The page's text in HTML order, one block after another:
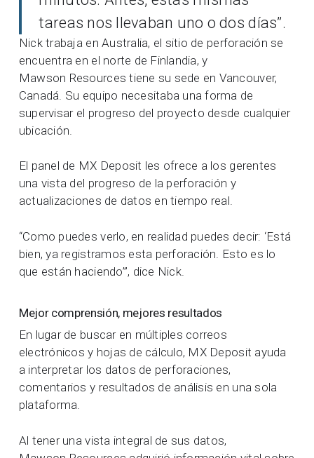
tareas nos llevaban uno o dos días”.
Nick trabaja en Australia, el sitio de perforación se
encuentra en el norte de Finlandia, y
Mawson Resources tiene su sede en Vancouver,
Canadá. Su equipo necesitaba una forma de
supervisar el progreso del proyecto desde cualquier
ubicación.
El panel de MX Deposit les ofrece a los gerentes
una vista del progreso de la perforación y
actualizaciones de datos en tiempo real.
“Como puedes verlo, en realidad puedes decir: ‘Está
bien, ya registramos esta perforación. Esto es lo
que están haciendo’”, dice Nick.
Mejor comprensión, mejores resultados
En lugar de buscar en múltiples correos
electrónicos y hojas de cálculo, MX Deposit ayuda
a interpretar los datos de perforaciones,
comentarios y resultados de análisis en una sola
plataforma.
Al tener una vista integral de sus datos,